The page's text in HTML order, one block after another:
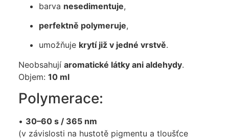
barva nesedimentuje,
perfektně polymeruje,
umožňuje krytí již v jedné vrstvě.
Neobsahují aromatické látky ani aldehydy.
Objem: 10 ml
Polymerace:
• 30–60 s / 365 nm
(v závislosti na hustotě pigmentu a tloušťce